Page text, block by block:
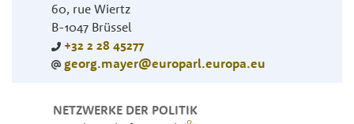
60, rue Wiertz
B-1047 Brüssel
+32 2 28 45277
georg.mayer@europarl.europa.eu
NETZWERKE DER POLITIK